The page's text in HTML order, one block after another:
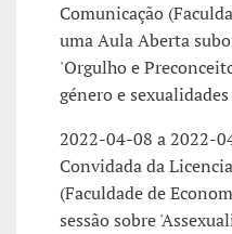
Comunicação
uma Aula Aberta
'Orgulho e
género e
2022-04-08 a 2022-
Convidada da
(Faculdade de
sessão sobre